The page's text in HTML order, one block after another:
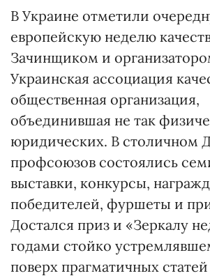
В Украине отметили
европейскую неделю
Зачинщиком и
Украинская ассоциация
общественная организация,
объединившая не так
юридических. В столичном
профсоюзов состоялись
выставки, конкурсы,
победителей, фуршеты и
Достался приз и «Зеркалу
годами стойко
поверх прагматичных